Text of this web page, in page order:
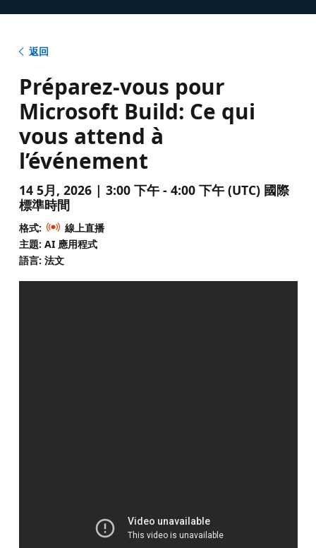
返回
Préparez-vous pour
Microsoft Build: Ce qui
vous attend à
l’événement
14 5月, 2026 | 3:00 下午 - 4:00 下午 (UTC) 國際
標準時間
格式:
線上直播
主題: AI 應用程式
語言: 法文